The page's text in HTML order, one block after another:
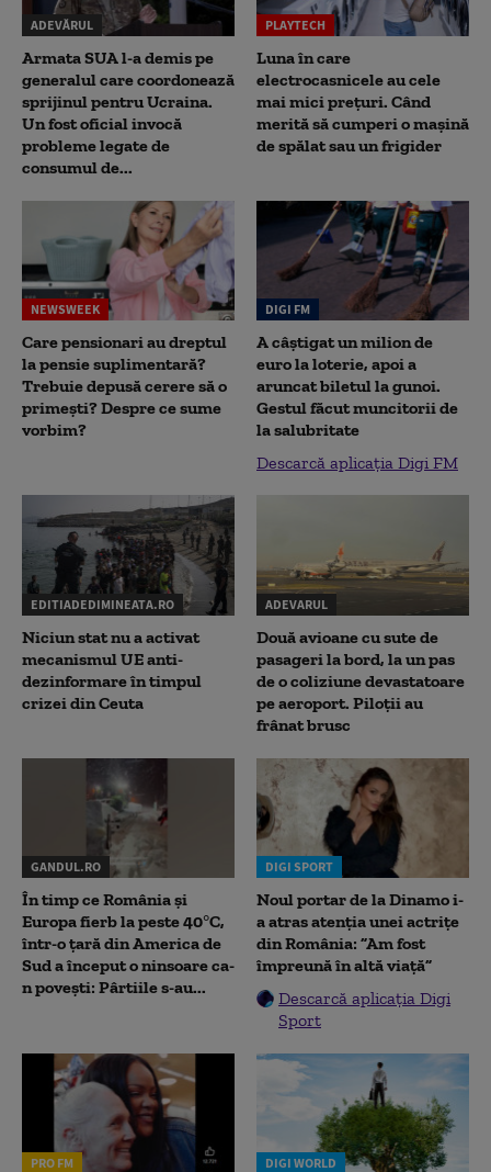
ADEVĂRUL
Armata SUA l-a demis pe
generalul care coordonează
sprijinul pentru Ucraina.
Un fost oficial invocă
probleme legate de
consumul de...
PLAYTECH
Luna în care
electrocasnicele au cele
mai mici prețuri. Când
merită să cumperi o mașină
de spălat sau un frigider
NEWSWEEK
Care pensionari au dreptul
la pensie suplimentară?
Trebuie depusă cerere să o
primești? Despre ce sume
vorbim?
DIGI FM
A câștigat un milion de
euro la loterie, apoi a
aruncat biletul la gunoi.
Gestul făcut muncitorii de
la salubritate
Descarcă aplicația Digi FM
EDITIADEDIMINEATA.RO
Niciun stat nu a activat
mecanismul UE anti-
dezinformare în timpul
crizei din Ceuta
ADEVARUL
Două avioane cu sute de
pasageri la bord, la un pas
de o coliziune devastatoare
pe aeroport. Piloții au
frânat brusc
GANDUL.RO
În timp ce România și
Europa fierb la peste 40°C,
într-o țară din America de
Sud a început o ninsoare ca-
n povești: Pârtiile s-au...
DIGI SPORT
Noul portar de la Dinamo i-
a atras atenția unei actrițe
din România: ”Am fost
împreună în altă viață”
Descarcă aplicația Digi
Sport
PRO FM DIGI WORLD